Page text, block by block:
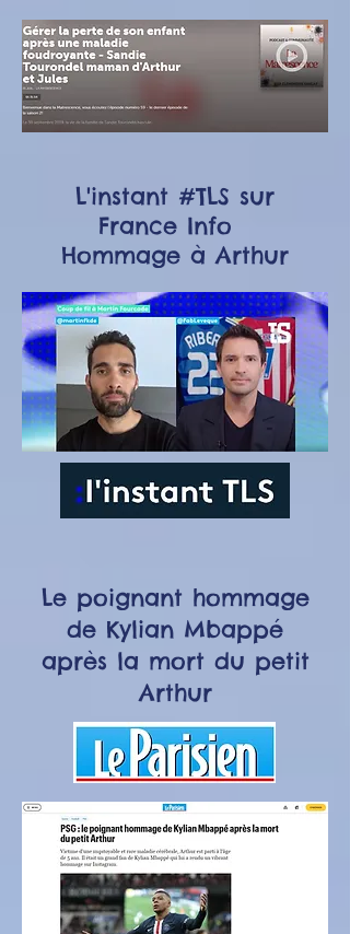
L'instant #TLS sur
France Info
Hommage à Arthur
Le poignant hommage
de Kylian Mbappé
après la mort du petit
Arthur